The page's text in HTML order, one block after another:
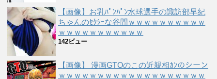
【画像】お乳ﾊﾟﾝﾊﾟﾝ水球選手の諏訪部早紀
ちゃんのｾｸｼｰな谷間ｗｗｗｗｗｗｗｗｗｗ
ｗｗｗｗｗｗｗｗｗｗｗ
142ビュー
【画像】 漫画GTOのこの近親相ｶﾝのシーン
ｗｗｗｗｗｗｗｗｗｗｗｗｗｗｗｗｗｗｗ